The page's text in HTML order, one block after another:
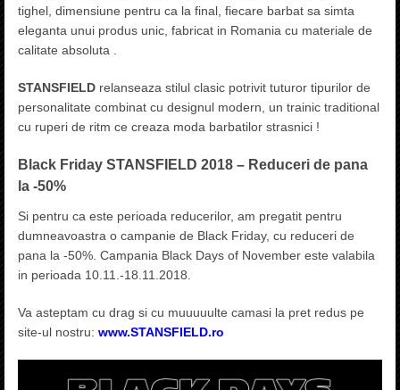
tighel, dimensiune pentru ca la final, fiecare barbat sa simta
eleganta unui produs unic, fabricat in Romania cu materiale de
calitate absoluta .
STANSFIELD relanseaza stilul clasic potrivit tuturor tipurilor de
personalitate combinat cu designul modern, un trainic traditional
cu ruperi de ritm ce creaza moda barbatilor strasnici !
Black Friday STANSFIELD 2018 – Reduceri de pana
la -50%
Si pentru ca este perioada reducerilor, am pregatit pentru
dumneavoastra o campanie de Black Friday, cu reduceri de
pana la -50%. Campania Black Days of November este valabila
in perioada 10.11.-18.11.2018.
Va asteptam cu drag si cu muuuuulte camasi la pret redus pe
site-ul nostru: www.STANSFIELD.ro